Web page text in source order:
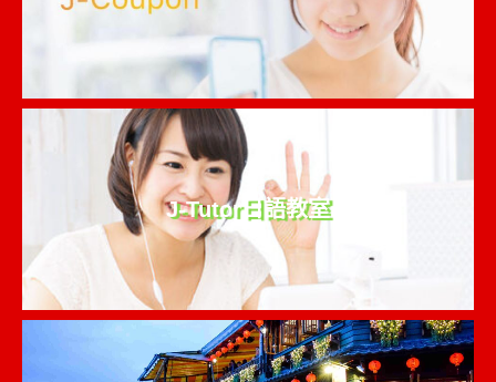
J-Tutor日語教室